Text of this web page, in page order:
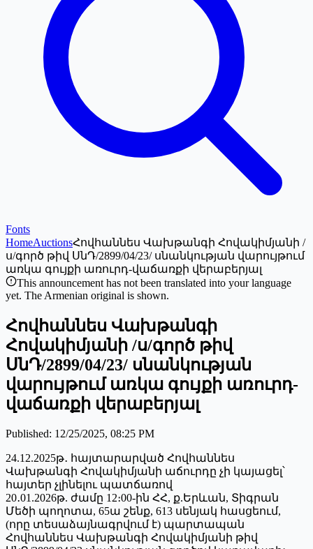
Fonts
HomeAuctionsՀովհաննես Վախթանգի Հովակիմյանի /
ս/գործ թիվ ՍնԴ/2899/04/23/ սնանկության վարույթում
առկա գույքի առուրդ-վաճառքի վերաբերյալ
This announcement has not been translated into your language
yet. The Armenian original is shown.
Հովհաննես Վախթանգի
Հովակիմյանի /ս/գործ թիվ
ՍնԴ/2899/04/23/ սնանկության
վարույթում առկա գույքի առուրդ-
վաճառքի վերաբերյալ
Published: 12/25/2025, 08:25 PM
24.12.2025թ․ հայտարարված Հովհաննես
Վախթանգի Հովակիմյանի աճուրդը չի կայացել՝
հայտեր չլինելու պատճառով
20․01.2026թ. ժամը 12։00-ին ՀՀ, ք.Երևան, Տիգրան
Մեծի պողոտա, 65ա շենք, 613 սենյակ հասցեում,
(որը տեսաձայնագրվում է) պարտապան
Հովհաննես Վախթանգի Հովակիմյանի թիվ